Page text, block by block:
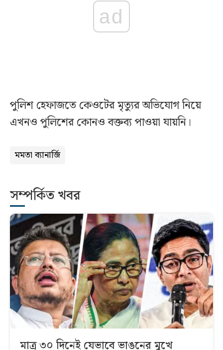
ad
পুলিশ হেফাজতে কেওটের মৃত্যুর অভিযোগ নিয়ে
এখনও পুলিশের কোনও বক্তব্য পাওয়া যায়নি।
মমতা ব্যানার্জি
সম্পর্কিত খবর
মাত্র ৩০ দিনেই যেভাবে ভাঙনের মুখে